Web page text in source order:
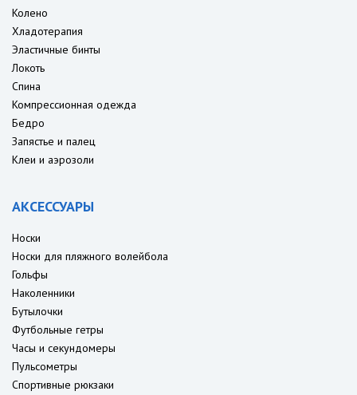
Колено
Хладотерапия
Эластичные бинты
Локоть
Спина
Компрессионная одежда
Бедро
Запястье и палец
Клеи и аэрозоли
АКСЕССУАРЫ
Носки
Носки для пляжного волейбола
Гольфы
Наколенники
Бутылочки
Футбольные гетры
Часы и секундомеры
Пульсометры
Спортивные рюкзаки